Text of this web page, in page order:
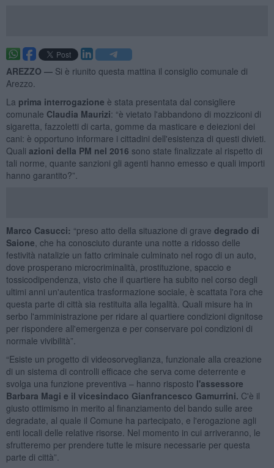
AREZZO — Si è riunito questa mattina il consiglio comunale di
Arezzo.
La prima interrogazione è stata presentata dal consigliere
comunale Claudia Maurizi: “è vietato l'abbandono di mozziconi di
sigaretta, fazzoletti di carta, gomme da masticare e deiezioni dei
cani: è opportuno informare i cittadini dell'esistenza di questi divieti.
Quali azioni della PM nel 2016 sono state finalizzate al rispetto di
tali norme, quante sanzioni gli agenti hanno emesso e quali importi
hanno garantito?”.
Marco Casucci: “preso atto della situazione di grave degrado di
Saione , che ha conosciuto durante una notte a ridosso delle
festività natalizie un fatto criminale culminato nel rogo di un auto,
dove prosperano microcriminalità, prostituzione, spaccio e
tossicodipendenza, visto che il quartiere ha subito nel corso degli
ultimi anni un'autentica trasformazione sociale, è scattata l'ora che
questa parte di città sia restituita alla legalità. Quali misure ha in
serbo l'amministrazione per ridare al quartiere condizioni dignitose
per rispondere all'emergenza e per conservare poi condizioni di
normale vivibilità”.
“Esiste un progetto di videosorveglianza, funzionale alla creazione
di un sistema di controlli efficace che serva come deterrente e
svolga una funzione preventiva – hanno risposto l'assessore
Barbara Magi e il vicesindaco Gianfrancesco Gamurrini. C'è il
giusto ottimismo in merito al finanziamento del bando sulle aree
degradate, al quale il Comune ha partecipato, e l'erogazione agli
enti locali delle relative risorse. Nel momento in cui arriveranno, le
sfrutteremo per prendere tutte le misure necessarie per questa
parte di città”.